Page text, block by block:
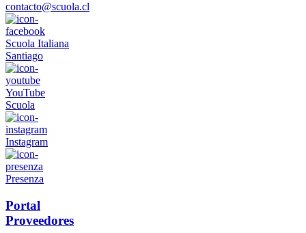
contacto@scuola.cl
Scuola Italiana
Santiago
YouTube
Scuola
Instagram
Presenza
Portal
Proveedores